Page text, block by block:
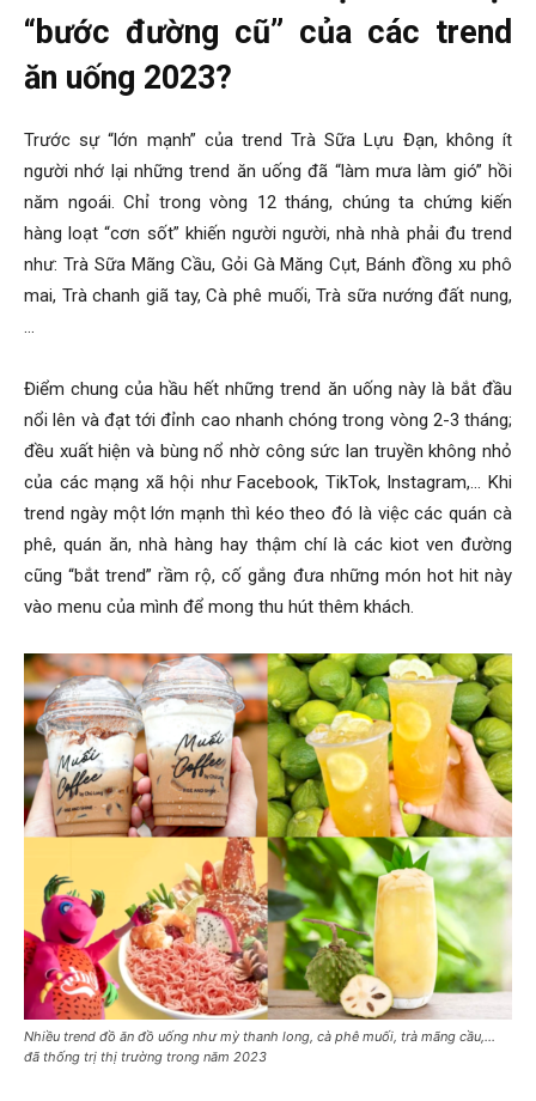
“bước đường cũ” của các trend
ăn uống 2023?
Trước sự “lớn mạnh” của trend Trà Sữa Lựu Đạn, không ít
người nhớ lại những trend ăn uống đã “làm mưa làm gió” hồi
năm ngoái. Chỉ trong vòng 12 tháng, chúng ta chứng kiến
hàng loạt “cơn sốt” khiến người người, nhà nhà phải đu trend
như: Trà Sữa Mãng Cầu, Gỏi Gà Măng Cụt, Bánh đồng xu phô
mai, Trà chanh giã tay, Cà phê muối, Trà sữa nướng đất nung,
…
Điểm chung của hầu hết những trend ăn uống này là bắt đầu
nổi lên và đạt tới đỉnh cao nhanh chóng trong vòng 2-3 tháng;
đều xuất hiện và bùng nổ nhờ công sức lan truyền không nhỏ
của các mạng xã hội như Facebook, TikTok, Instagram,… Khi
trend ngày một lớn mạnh thì kéo theo đó là việc các quán cà
phê, quán ăn, nhà hàng hay thậm chí là các kiot ven đường
cũng “bắt trend” rầm rộ, cố gắng đưa những món hot hit này
vào menu của mình để mong thu hút thêm khách.
Nhiều trend đồ ăn đồ uống như mỳ thanh long, cà phê muối, trà mãng cầu,…
đã thống trị thị trường trong năm 2023